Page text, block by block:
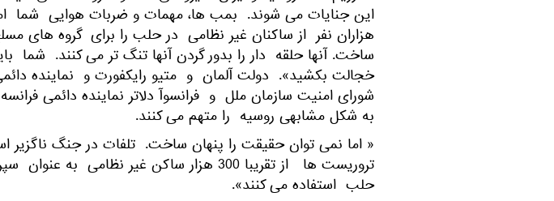
این جنایات می شوند. بمب ها، مهمات و ضربات هوایی شما
هزاران نفر از ساکنان غیر نظامی در حلب را برای گروه های
ساخت. آنها حلقه دار را بدور گردن آنها تنگ تر می کنند. شما
خجالت بکشید». دولت آلمان و متیو رایکفورت و نماینده
شورای امنیت سازمان ملل و فرانسوآ دلاتر نماینده دائمی
به شکل مشابهی روسیه را متهم می کنند.
« اما نمی توان حقیقت را پنهان ساخت. تلفات در جنگ ناگزیر
تروریست ها از تقریبا 300 هزار ساکن غیر نظامی به
حلب استفاده می کنند».